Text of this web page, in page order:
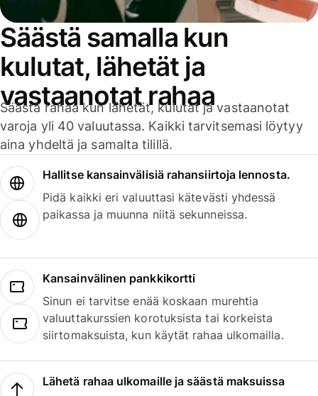
Säästä samalla kun
kulutat, lähetät ja
vastaanotat rahaa
Säästä rahaa kun lähetät, kulutat ja vastaanotat
varoja yli 40 valuutassa. Kaikki tarvitsemasi löytyy
aina yhdeltä ja samalta tilillä.
Hallitse kansainvälisiä rahansiirtoja lennosta.
Pidä kaikki eri valuuttasi kätevästi yhdessä
paikassa ja muunna niitä sekunneissa.
Kansainvälinen pankkikortti
Sinun ei tarvitse enää koskaan murehtia
valuuttakurssien korotuksista tai korkeista
siirtomaksuista, kun käytät rahaa ulkomailla.
Lähetä rahaa ulkomaille ja säästä maksuissa